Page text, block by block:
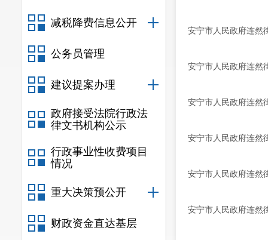
减税降费信息公开
公务员管理
建议提案办理
政府接受法院行政法
律文书机构公示
行政事业性收费项目
情况
重大决策预公开
财政资金直达基层
安宁市人民政府连然
安宁市人民政府连然
安宁市人民政府连然
安宁市人民政府连然
安宁市人民政府连然
安宁市人民政府连然